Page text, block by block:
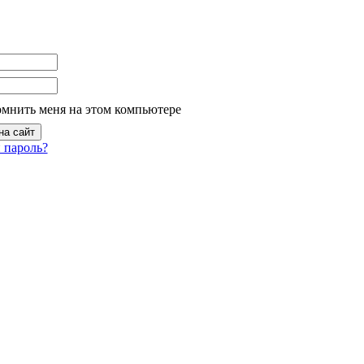
меня на этом компьютере